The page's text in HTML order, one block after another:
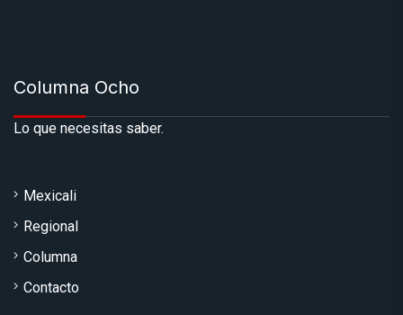
Columna Ocho
Lo que necesitas saber.
Mexicali
Regional
Columna
Contacto